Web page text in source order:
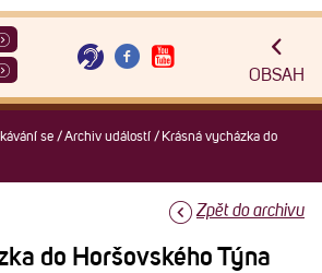
OBSAH
se /Archiv událostí / Krásná vycházka do
Zpět do archivu
do Horšovského Týna